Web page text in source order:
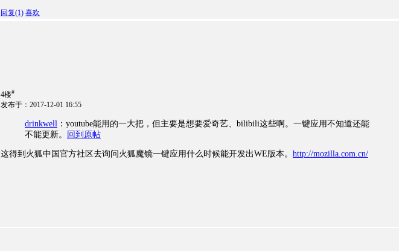
回复(1) 喜欢
4楼#
发布于：2017-12-01 16:55
drinkwell ：youtube能用的一大把，但主要是想要爱奇艺、bilibili这些啊。一键应用不知道还能
不能更新。
回到原帖
这得到火狐中国官方社区去询问火狐魔镜一键应用什么时候能开发出WE版本。 http://mozilla.com.cn/